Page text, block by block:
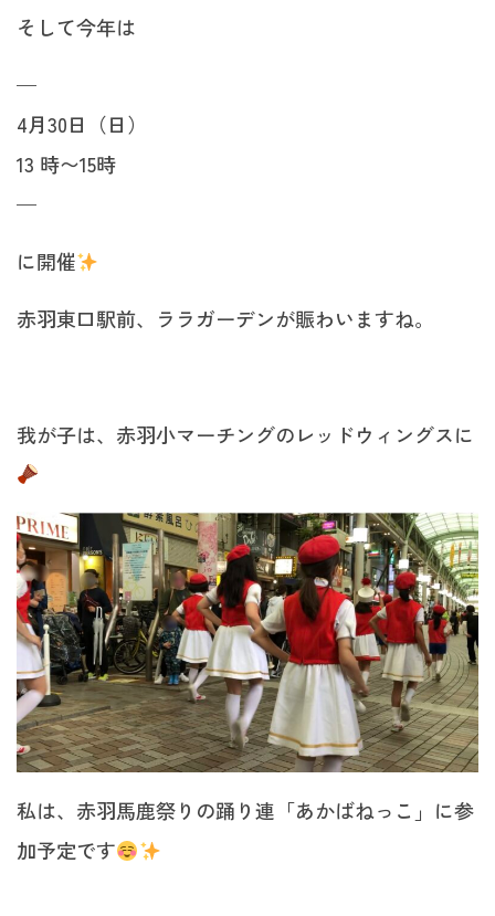
そして今年は
—
4月30日（日）
13 時〜15時
—
に開催
赤羽東口駅前、ララガーデンが賑わいますね。
我が子は、赤羽小マーチングのレッドウィングスに
私は、赤羽馬鹿祭りの踊り連「あかばねっこ」に参
加予定です